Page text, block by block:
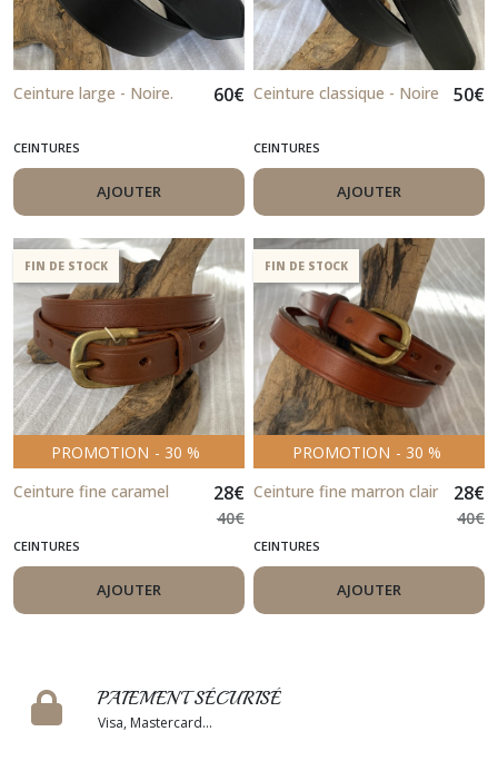
Ceinture large - Noire. 60€
CEINTURES
AJOUTER
Ceinture classique - Noire 50€
CEINTURES
AJOUTER
FIN DE STOCK
PROMOTION - 30 %
Ceinture fine caramel
28€
40€
CEINTURES
AJOUTER
FIN DE STOCK
PROMOTION - 30 %
Ceinture fine marron clair
28€
40€
CEINTURES
AJOUTER
PAIEMENT SÉCURISÉ
Visa, Mastercard...